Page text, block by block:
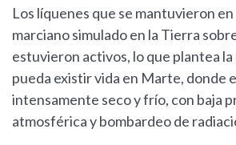
Los líquenes que se mantuvieron
marciano simulado en la Tierra
estuvieron activos, lo que plantea
pueda existir vida en Marte, donde
intensamente seco y frío, con baja
atmosférica y bombardeo de